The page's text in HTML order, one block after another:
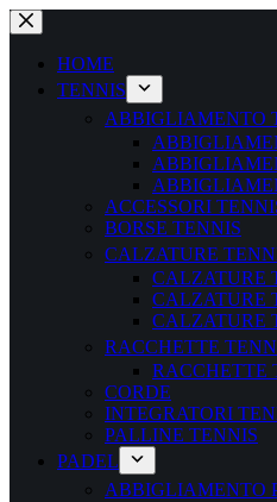
Salta
al
contenutoHOME
TENNIS
ABBIGLIAMENTO
ACCESSORI
BORSE TENNIS
CALZATURE
CALZATURE
CALZATURE
CALZATURE
RACCHETTE
RACCHETTE
CORDE
INTEGRATORI
PALLINE TENNIS
PADEL
ABBIGLIAMENTO